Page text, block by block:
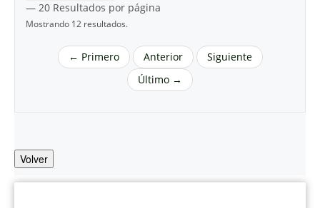
— 20 Resultados por página
Mostrando 12 resultados.
← Primero Anterior
Siguiente
Último →
Volver